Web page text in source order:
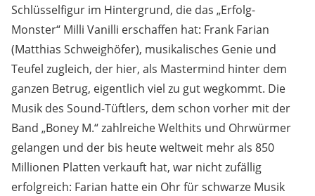
Schlüsselfigur im Hintergrund, die das „Erfolg-
Monster“ Milli Vanilli erschaffen hat: Frank Farian
(Matthias Schweighöfer), musikalisches Genie und
Teufel zugleich, der hier, als Mastermind hinter dem
ganzen Betrug, eigentlich viel zu gut wegkommt. Die
Musik des Sound-Tüftlers, dem schon vorher mit der
Band „Boney M.“ zahlreiche Welthits und Ohrwürmer
gelangen und der bis heute weltweit mehr als 850
Millionen Platten verkauft hat, war nicht zufällig
erfolgreich: Farian hatte ein Ohr für schwarze Musik